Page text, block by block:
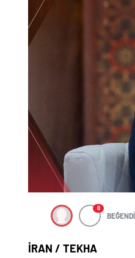
0
İRAN / TEKHA